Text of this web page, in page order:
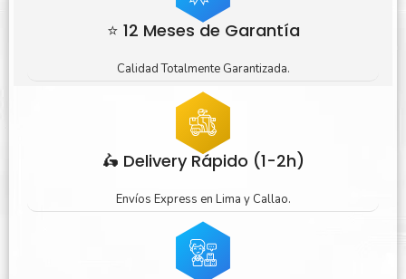
⭐ 12 Meses de Garantía
Calidad Totalmente Garantizada.
🛵 Delivery Rápido (1-2h)
Envíos Express en Lima y Callao.